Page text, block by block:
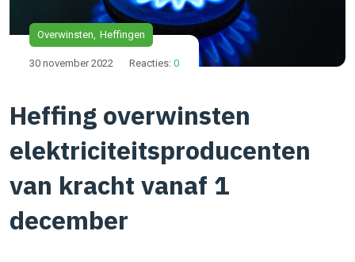
Overwinsten Heffingen
30 november 2022 Reacties: 0
Heffing overwinsten
elektriciteitsproducenten
van kracht vanaf 1
december